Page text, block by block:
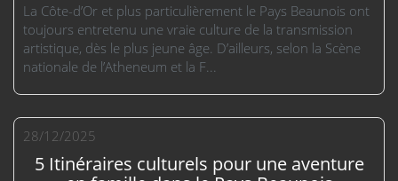
La Côte-d’Or et plus particulièrement le Pays Beaunois ont
toujours entretenu une vraie culture de la transmission
artistique, dès le plus jeune âge. D’ailleurs, selon la Scène
nationale de l’Atheneum et la F...
28/12/2025
5 Itinéraires culturels pour une aventure